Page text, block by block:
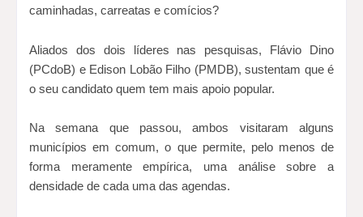
caminhadas, carreatas e comícios?
Aliados dos dois líderes nas pesquisas, Flávio Dino
(PCdoB) e Edison Lobão Filho (PMDB), sustentam que é
o seu candidato quem tem mais apoio popular.
Na semana que passou, ambos visitaram alguns
municípios em comum, o que permite, pelo menos de
forma meramente empírica, uma análise sobre a
densidade de cada uma das agendas.